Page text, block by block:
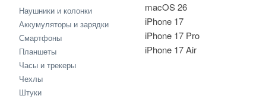
macOS 26
iPhone 17
iPhone 17 Pro
iPhone 17 Air
Наушники и колонки
Аккумуляторы и зарядки
Смартфоны
Планшеты
Часы и трекеры
Чехлы
Штуки